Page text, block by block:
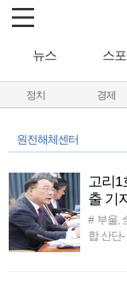
뉴스 스포
정치 경제
원전해체센터
고리1
출 기
# 부울,
합 산단-